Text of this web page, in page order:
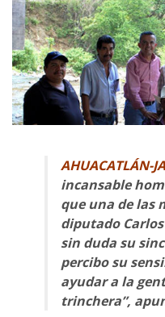
AHUACATLÁN-
incansable
que una de las
diputado
sin duda su
percibo su
ayudar a la
trinchera”,